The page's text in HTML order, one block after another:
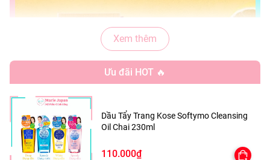
Xem thêm
Ưu đãi HOT 🔥
Dầu Tẩy Trang Kose Softymo Cleansing
Oil Chai 230ml
110.000₫